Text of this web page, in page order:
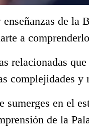
de la
a
relacionadas
complejidades y
en el
de la